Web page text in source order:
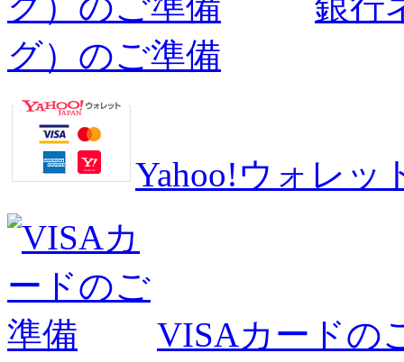
グ）のご準備
Yahoo!ウォレッ
VISAカードの